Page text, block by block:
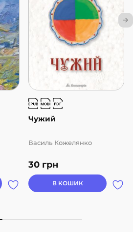
Чужий
30 грн
Василь Кожелянко
В КОШИК